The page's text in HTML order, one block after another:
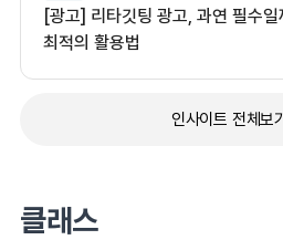
[광고] 리타깃팅 광고, 과연 필수
최적의 활용법
인사이트 전체보기
클래스